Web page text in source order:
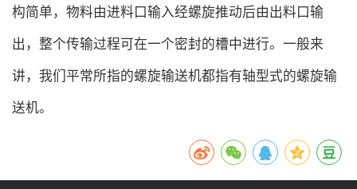
构简单，物料由进料口输入经螺旋推动后由出料口输
出，整个传输过程可在一个密封的槽中进行。一般来
讲，我们平常所指的螺旋输送机都指有轴型式的螺旋输
送机。